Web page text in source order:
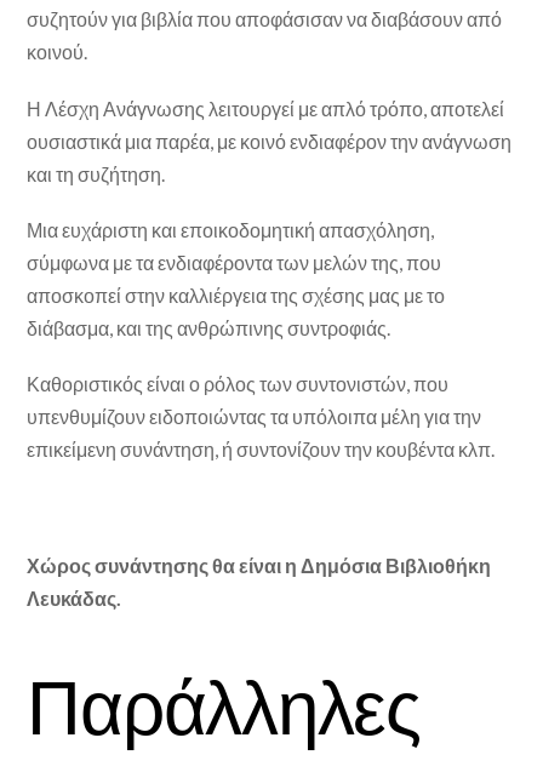
συζητούν για βιβλία που αποφάσισαν να διαβάσουν από
κοινού.
Η Λέσχη Ανάγνωσης λειτουργεί με απλό τρόπο, αποτελεί
ουσιαστικά μια παρέα, με κοινό ενδιαφέρον την ανάγνωση
και τη συζήτηση.
Μια ευχάριστη και εποικοδομητική απασχόληση,
σύμφωνα με τα ενδιαφέροντα των μελών της, που
αποσκοπεί στην καλλιέργεια της σχέσης μας με το
διάβασμα, και της ανθρώπινης συντροφιάς.
Καθοριστικός είναι ο ρόλος των συντονιστών, που
υπενθυμίζουν ειδοποιώντας τα υπόλοιπα μέλη για την
επικείμενη συνάντηση, ή συντονίζουν την κουβέντα κλπ.
Χώρος συνάντησης θα είναι η Δημόσια Βιβλιοθήκη
Λευκάδας.
Παράλληλες